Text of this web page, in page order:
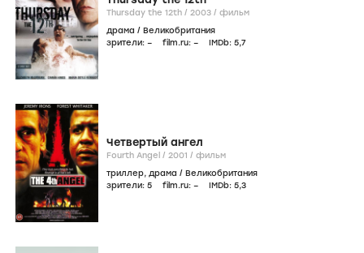
Thursday the 12th / 2003 / фильм
драма / Великобритания
зрители: – film.ru: – IMDb: 5,7
Четвертый ангел
Fourth Angel / 2001 / фильм
триллер, драма / Великобритания
зрители: 5 film.ru: – IMDb: 5,3